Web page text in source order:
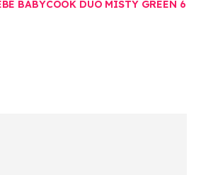
BABYCOOK DUO MISTY GREEN 6